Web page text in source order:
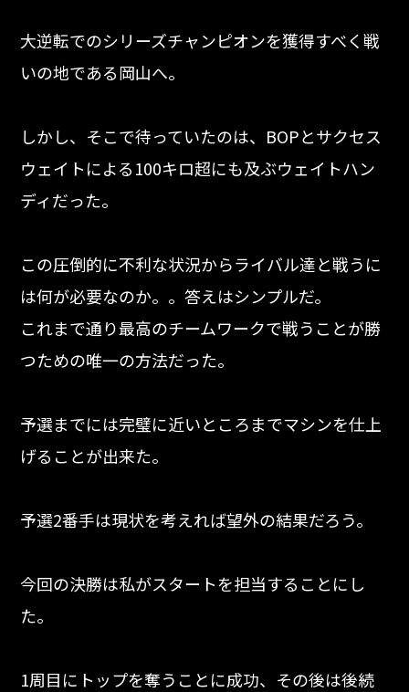
大逆転でのシリーズチャンピオンを獲得すべく戦
いの地である岡山へ。
しかし、そこで待っていたのは、BOPとサクセス
ウェイトによる100キロ超にも及ぶウェイトハン
ディだった。
この圧倒的に不利な状況からライバル達と戦うに
は何が必要なのか。。答えはシンプルだ。
これまで通り最高のチームワークで戦うことが勝
つための唯一の方法だった。
予選までには完璧に近いところまでマシンを仕上
げることが出来た。
予選2番手は現状を考えれば望外の結果だろう。
今回の決勝は私がスタートを担当することにし
た。
1周目にトップを奪うことに成功、その後は後続